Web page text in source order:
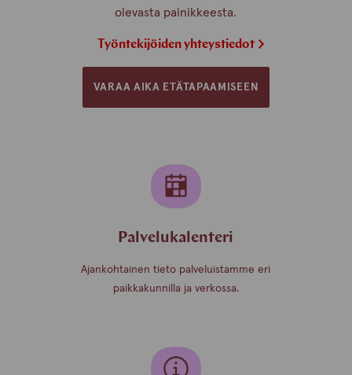
olevasta painikkeesta.
Työntekijöiden yhteystiedot
VARAA AIKA ETÄTAPAAMISEEN
Palvelukalenteri
Ajankohtainen tieto palveluistamme eri
paikkakunnilla ja verkossa.